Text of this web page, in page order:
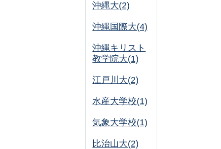
沖縄大(2)
沖縄国際大(4)
沖縄キリスト
教学院大(1)
江戸川大(2)
水産大学校(1)
気象大学校(1)
比治山大(2)